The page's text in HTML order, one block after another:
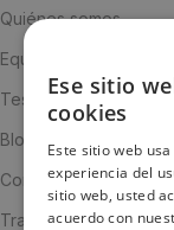
Quiénes somos
Equipo
Testimonios
Blog
Contacto
Trabaja con nosotros
Ese sitio
cookies
Este sitio web
experiencia del
sitio web, usted
acuerdo con